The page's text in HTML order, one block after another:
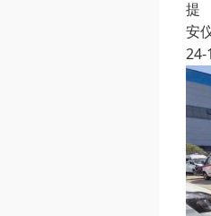
提
安
24-